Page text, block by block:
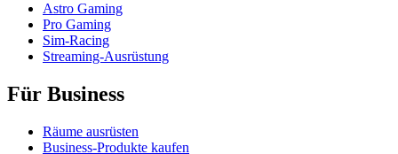
Astro Gaming
Pro Gaming
Sim-Racing
Streaming-Ausrüstung
Für Business
Räume ausrüsten
Business-Produkte kaufen